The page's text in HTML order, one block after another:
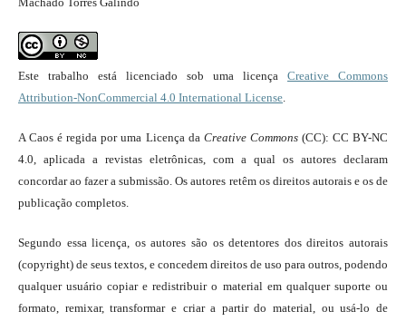
Este trabalho está licenciado sob uma licençaCreative Commons
Attribution-NonCommercial 4.0 International License.
A Caos é regida por uma Licença da Creative Commons(CC): CC BY-NC
4.0, aplicada a revistas eletrônicas, com a qual os autores declaram
concordar ao fazer a submissão. Os autores retêm os direitos autorais e os de
publicação completos.
Segundo essa licença, os autores são os detentores dos direitos autorais
(copyright) de seus textos, e concedem direitos de uso para outros, podendo
qualquer usuário copiar e redistribuir o material em qualquer suporte ou
formato, remixar, transformar e criar a partir do material, ou usá-lo de